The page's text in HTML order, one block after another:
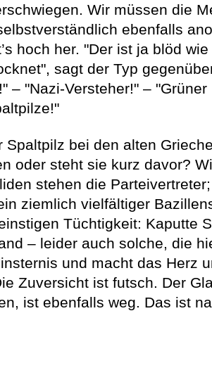
Wir müssen die
ebenfalls
hoch her. "Der ist ja blöd
sagt der Typ
"Nazi-Versteher!" –
bei den alten
oder steht sie kurz davor?
stehen die
ziemlich vielfältiger
Tüchtigkeit: Kaputte
– leider auch solche, die
und macht das Herz
Zuversicht ist futsch. Der
ist ebenfalls weg. Das ist